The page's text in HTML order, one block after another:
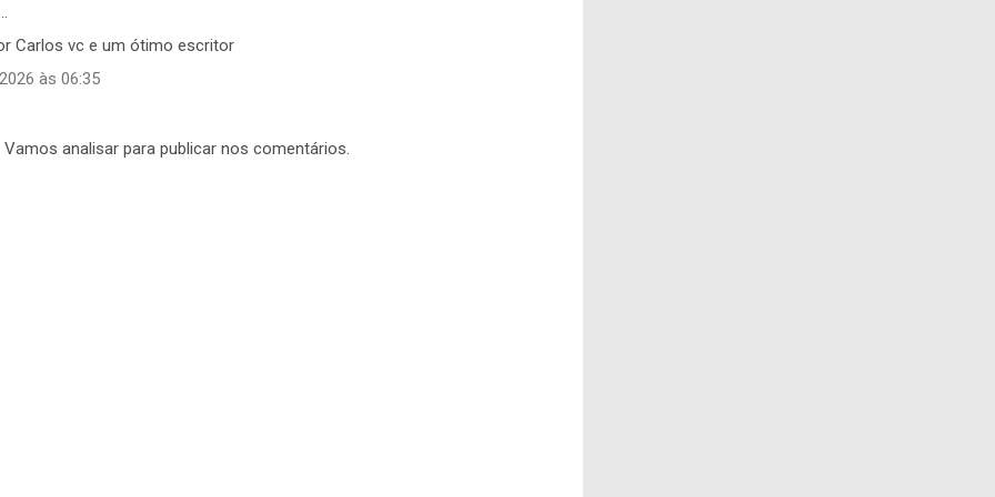
Carlos vc e um ótimo escritor
às 06:35
analisar para publicar nos comentários.